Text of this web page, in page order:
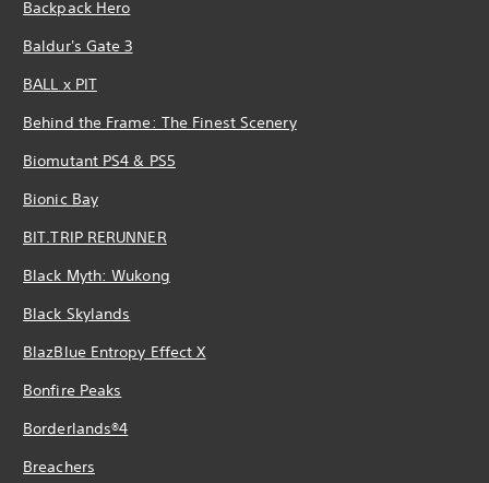
Backpack Hero
Baldur's Gate 3
BALL x PIT
Behind the Frame: The Finest Scenery
Biomutant PS4 & PS5
Bionic Bay
BIT.TRIP RERUNNER
Black Myth: Wukong
Black Skylands
BlazBlue Entropy Effect X
Bonfire Peaks
Borderlands®4
Breachers